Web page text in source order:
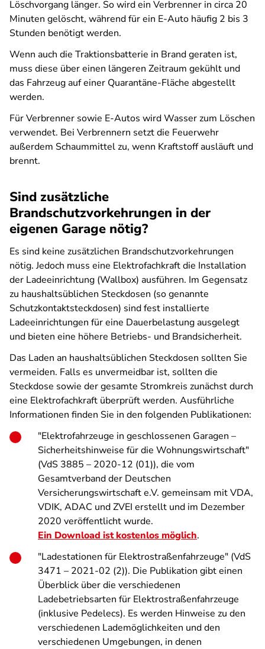
Löschvorgang länger. So wird ein Verbrenner in circa 20
Minuten gelöscht, während für ein E-Auto häufig 2 bis 3
Stunden benötigt werden.
Wenn auch die Traktionsbatterie in Brand geraten ist,
muss diese über einen längeren Zeitraum gekühlt und
das Fahrzeug auf einer Quarantäne-Fläche abgestellt
werden.
Für Verbrenner sowie E-Autos wird Wasser zum Löschen
verwendet. Bei Verbrennern setzt die Feuerwehr
außerdem Schaummittel zu, wenn Kraftstoff ausläuft und
brennt.
Sind zusätzliche
Brandschutzvorkehrungen in der
eigenen Garage nötig?
Es sind keine zusätzlichen Brandschutzvorkehrungen
nötig. Jedoch muss eine Elektrofachkraft die Installation
der Ladeeinrichtung (Wallbox) ausführen. Im Gegensatz
zu haushaltsüblichen Steckdosen (so genannte
Schutzkontaktsteckdosen) sind fest installierte
Ladeeinrichtungen für eine Dauerbelastung ausgelegt
und bieten eine höhere Betriebs- und Brandsicherheit.
Das Laden an haushaltsüblichen Steckdosen sollten Sie
vermeiden. Falls es unvermeidbar ist, sollten die
Steckdose sowie der gesamte Stromkreis zunächst durch
eine Elektrofachkraft überprüft werden. Ausführliche
Informationen finden Sie in den folgenden Publikationen:
"Elektrofahrzeuge in geschlossenen Garagen –
Sicherheitshinweise für die Wohnungswirtschaft"
(VdS 3885 – 2020-12 (01)), die vom
Gesamtverband der Deutschen
Versicherungswirtschaft e.V. gemeinsam mit VDA,
VDIK, ADAC und ZVEI erstellt und im Dezember
2020 veröffentlicht wurde.
Ein Download ist kostenlos möglich.
"Ladestationen für Elektrostraßenfahrzeuge" (VdS
3471 – 2021-02 (2)). Die Publikation gibt einen
Überblick über die verschiedenen
Ladebetriebsarten für Elektrostraßenfahrzeuge
(inklusive Pedelecs). Es werden Hinweise zu den
verschiedenen Lademöglichkeiten und den
verschiedenen Umgebungen, in denen